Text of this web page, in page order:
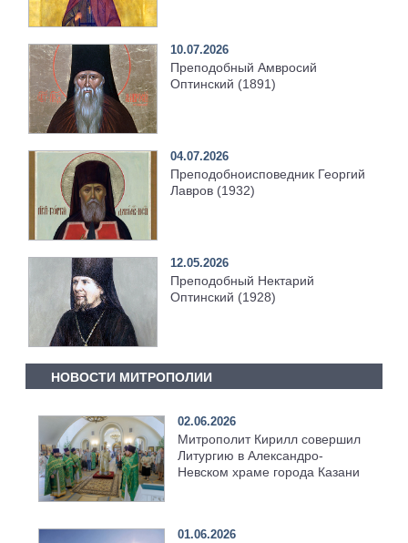
10.07.2026
Преподобный Амвросий
Оптинский (1891)
04.07.2026
Преподобноисповедник Георгий
Лавров (1932)
12.05.2026
Преподобный Нектарий
Оптинский (1928)
НОВОСТИ МИТРОПОЛИИ
02.06.2026
Митрополит Кирилл совершил
Литургию в Александро-
Невском храме города Казани
01.06.2026